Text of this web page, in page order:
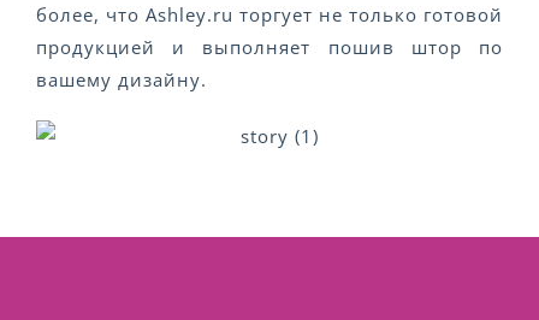
более, что Ashley.ru торгует не только готовой
продукцией и выполняет пошив штор по
вашему дизайну.